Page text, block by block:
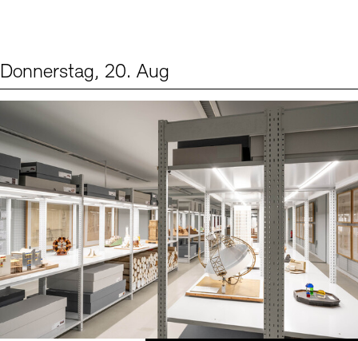
Donnerstag, 20. Aug